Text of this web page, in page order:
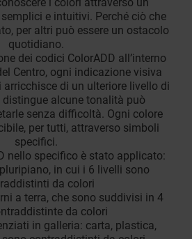
e intuitivi. Perché ciò che
per altri può essere un ostacolo
quotidiano.
dei codici ColorADD all’interno
Centro, ogni indicazione visiva
arricchisce di un ulteriore livello di
alcune tonalità può
senza difficoltà. Ogni colore
per tutti, attraverso simboli
specifici.
nello specifico è stato applicato:
in cui i 6 livelli sono
da colori
a terra, che sono suddivisi in 4
da colori
in galleria: carta, plastica,